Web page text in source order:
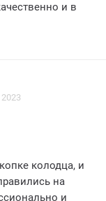
и в
колодца, и
на
и